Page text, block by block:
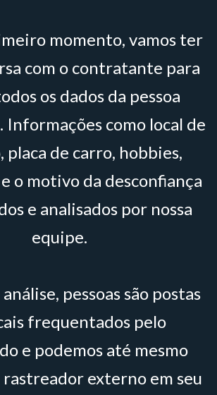
momento, vamos ter
com o contratante para
os dados da pessoa
Informações como local de
placa de carro, hobbies,
o motivo da desconfiança
e analisados por nossa
equipe.
pessoas são postas
frequentados pelo
e podemos até mesmo
externo em seu